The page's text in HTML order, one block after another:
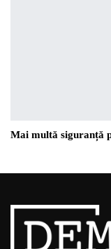
Mai multă siguranță